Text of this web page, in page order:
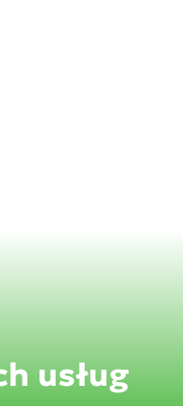
usług